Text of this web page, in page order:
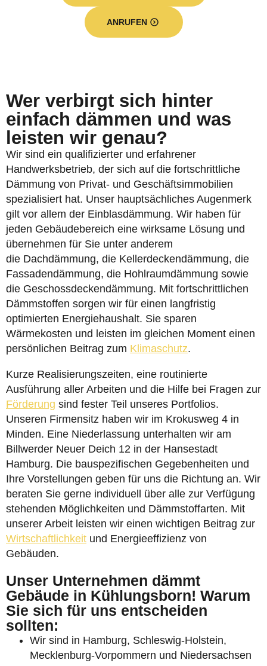
ANRUFEN
Wer verbirgt sich hinter
einfach dämmen und was
leisten wir genau?
Wir sind ein qualifizierter und erfahrener
Handwerksbetrieb, der sich auf die fortschrittliche
Dämmung von Privat- und Geschäftsimmobilien
spezialisiert hat. Unser hauptsächliches Augenmerk
gilt vor allem der Einblasdämmung. Wir haben für
jeden Gebäudebereich eine wirksame Lösung und
übernehmen für Sie unter anderem
die Dachdämmung, die Kellerdeckendämmung, die
Fassadendämmung, die Hohlraumdämmung sowie
die Geschossdeckendämmung. Mit fortschrittlichen
Dämmstoffen sorgen wir für einen langfristig
optimierten Energiehaushalt. Sie sparen
Wärmekosten und leisten im gleichen Moment einen
persönlichen Beitrag zum Klimaschutz.
Kurze Realisierungszeiten, eine routinierte
Ausführung aller Arbeiten und die Hilfe bei Fragen zur
Förderung sind fester Teil unseres Portfolios.
Unseren Firmensitz haben wir im Krokusweg 4 in
Minden. Eine Niederlassung unterhalten wir am
Billwerder Neuer Deich 12 in der Hansestadt
Hamburg. Die bauspezifischen Gegebenheiten und
Ihre Vorstellungen geben für uns die Richtung an. Wir
beraten Sie gerne individuell über alle zur Verfügung
stehenden Möglichkeiten und Dämmstoffarten. Mit
unserer Arbeit leisten wir einen wichtigen Beitrag zur
Wirtschaftlichkeit und Energieeffizienz von
Gebäuden.
Unser Unternehmen dämmt
Gebäude in Kühlungsborn! Warum
Sie sich für uns entscheiden
sollten:
Wir sind in Hamburg, Schleswig-Holstein,
Mecklenburg-Vorpommern und Niedersachsen